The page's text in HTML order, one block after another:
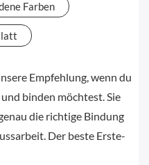
Farben
Empfehlung, wenn du
binden möchtest. Sie
die richtige Bindung
Der beste Erste-